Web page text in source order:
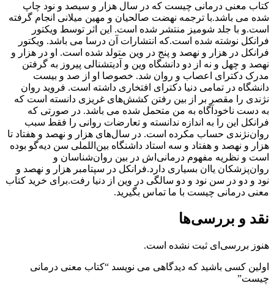
کتاب معنی درمانی چیست که در سال هزار و سیصد و نود چاپ
شده می باشد.با ترجمه نهضت صالحیان و مهین میلانی انجام گرفته
است.و با جلد شومیز منتشر شده است. این اثر توسط ویکتور
فرانکل نوشته شده است.که انتشارات آن درسا می باشد. ویکتور
فرانکل در هزار و نهصد و پنج در وین متولد شده است. او در هزار و
نهصد و چهل و نه از دو دانشگاه وین و آدیتشنالی پیروز به گرفتن
مدرک دکترای اعصاب و روان شد. خصوصا او از صد و بیست
دانشگاه در تمامی دنیا دکترای افتخاری داشته است. فروید روان
نژندی را مقصر بر از بین رفتن کشش‌های غریزی دانسته است که
به دست ناخودآگاه به من متحمل شده می باشد. در صورتی که
فرانکل این را به اندازه ندانسته و تعارضات روانی را فقط سبب
روان‌نژندی حساب مکرده است. در سال‌های هزار و نهصد و هفتاد تا
هزار و نهصد و هفتاد و سه استاد داشنگاه بین‌اللملی سن دیه‌گو بوده
است و نظریه مفهوم درمانی‌اش در بین روان‌شناسان و
روان‌پزشکان یاان بسیاری دارد.فرانکل در سپتامبر هزار و نهصد و
نود و دو در سن نود و دو سالگی در وین از دنیا رفت.برای خرید کتاب
معنی درمانی چیست با ما تماس بگیرید.
نقد و بررسی‌ها
هنوز بررسی‌ای ثبت نشده است.
اولین کسی باشید که دیدگاهی می نویسد “کتاب معنی درمانی
چیست”